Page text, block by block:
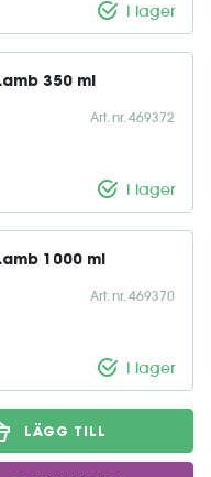
I lager
350 ml
Art. nr. 469372
I lager
1000 ml
Art. nr. 469370
I lager
LÄGG TILL